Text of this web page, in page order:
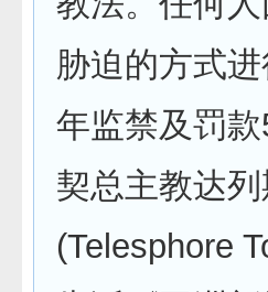
胁迫的方式
年监禁及罚
契总主教达
(Telesphore